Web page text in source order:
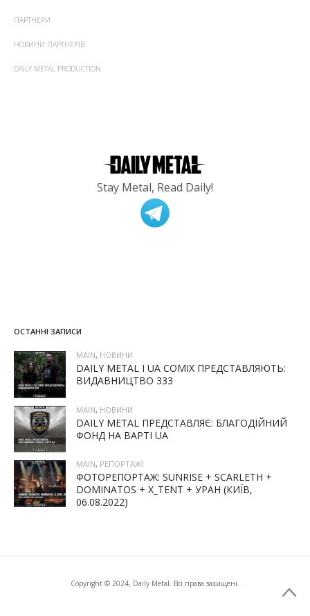
ПАРТНЕРИ
НОВИНИ ПАРТНЕРІВ
DAILY METAL PRODUCTION
Stay Metal, Read Daily!
ОСТАННІ ЗАПИСИ
MAIN, НОВИНИ
DAILY METAL І UA COMIX ПРЕДСТАВЛЯЮТЬ:
ВИДАВНИЦТВО 333
MAIN, НОВИНИ
DAILY METAL ПРЕДСТАВЛЯЄ: БЛАГОДІЙНИЙ
ФОНД НА ВАРТІ UA
MAIN, РЕПОРТАЖІ
ФОТОРЕПОРТАЖ: SUNRISE + SCARLETH +
DOMINATOS + X_TENT + УРАН (КИЇВ,
06.08.2022)
Copyright © 2024, Daily Metal. Всі права захищені.